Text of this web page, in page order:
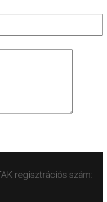
regisztrációs szám: